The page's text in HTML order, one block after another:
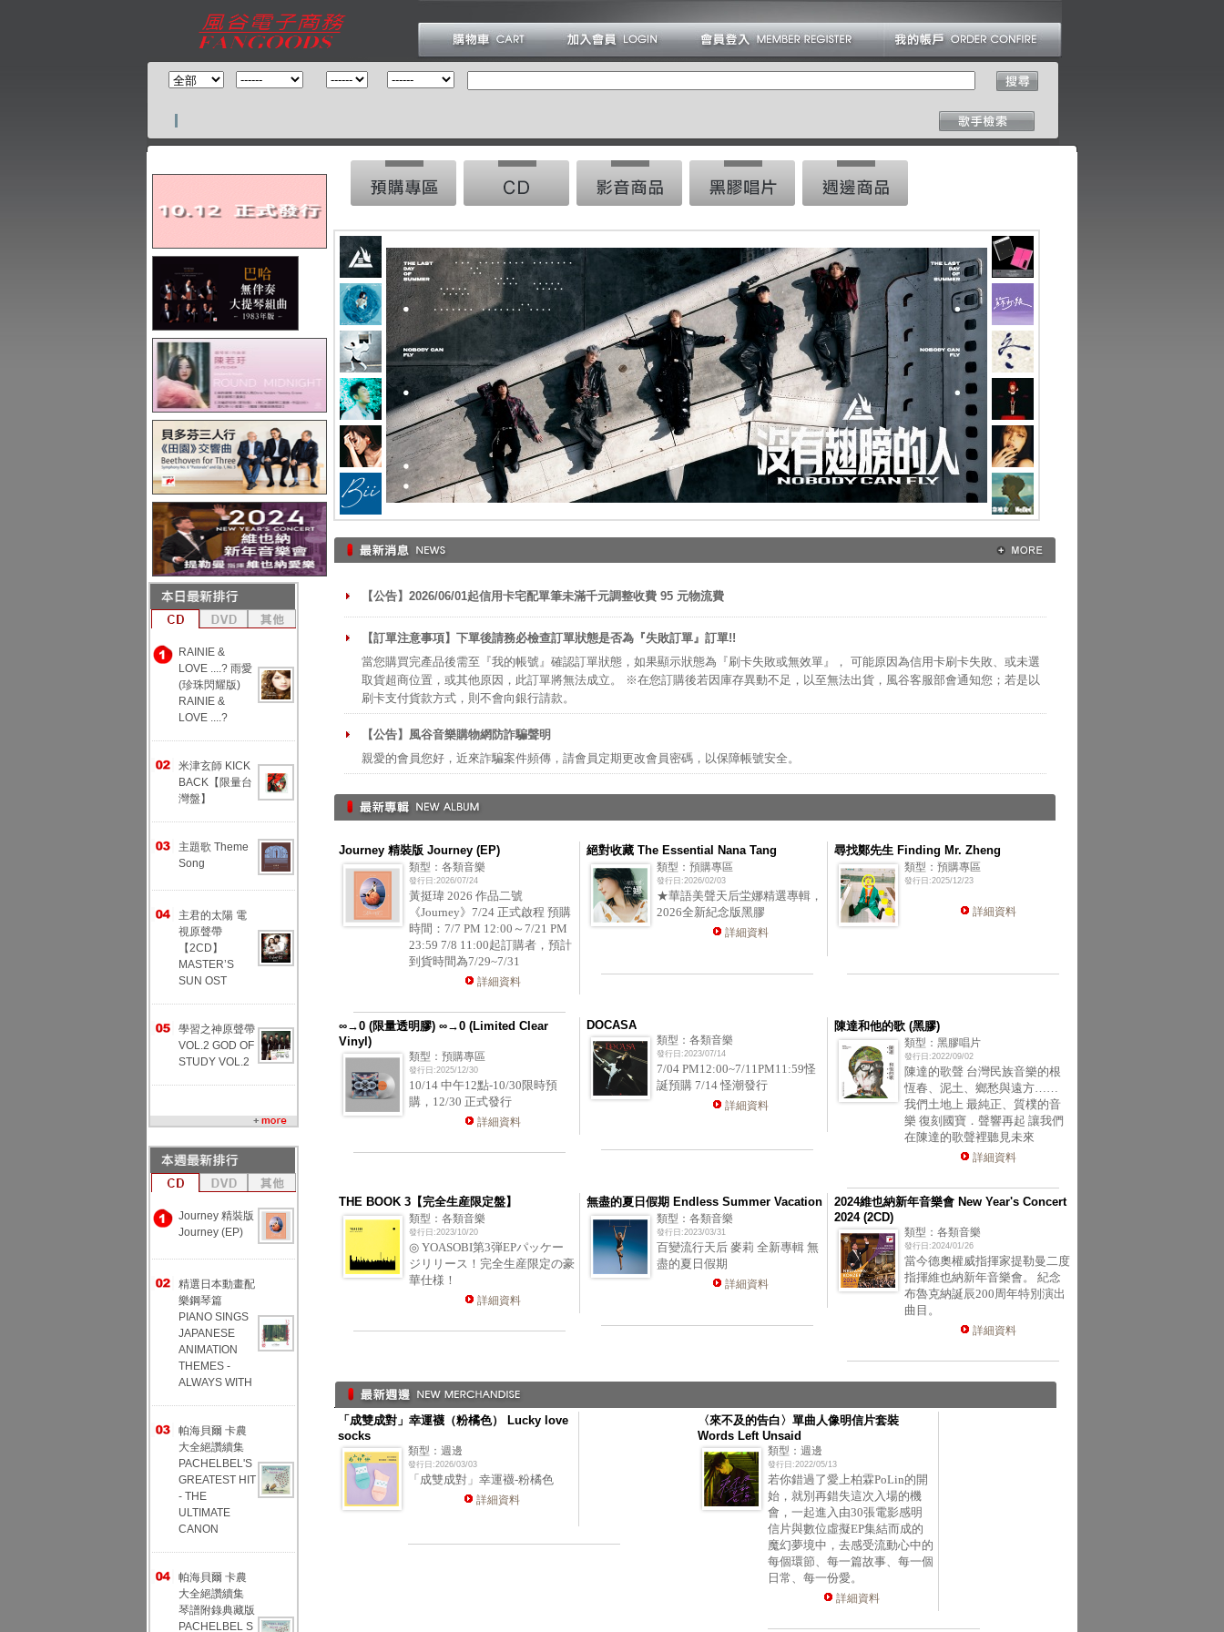
RAINIE &
LOVE ....? 雨愛
(珍珠閃耀版)
RAINIE &
LOVE ....?
米津玄師 KICK
BACK【限量台
灣盤】
主題歌 Theme
Song
主君的太陽 電
視原聲帶
【2CD】
MASTER’S
SUN OST
學習之神原聲帶
VOL.2 GOD OF
STUDY VOL.2
Journey 精裝版
Journey (EP)
精選日本動畫配
樂鋼琴篇
PIANO SINGS
JAPANESE
ANIMATION
THEMES -
ALWAYS WITH
帕海貝爾 卡農
大全絕讚續集
PACHELBEL'S
GREATEST HIT
- THE
ULTIMATE
CANON
帕海貝爾 卡農
大全絕讚續集
琴譜附錄典藏版
PACHELBEL S
【公告】2026/06/01起信用卡宅配單筆未滿千元調整收費 95 元物流費
【訂單注意事項】下單後請務必檢查訂單狀態是否為『失敗訂單』訂單!!
當您購買完產品後需至『我的帳號』確認訂單狀態，如果顯示狀態為『刷卡失敗或無效單』， 可能原因為信用卡刷卡失敗、或未選
取貨超商位置，或其他原因，此訂單將無法成立。 ※在您訂購後若因庫存異動不足，以至無法出貨，風谷客服部會通知您；若是以
刷卡支付貨款方式，則不會向銀行請款。
【公告】風谷音樂購物網防詐騙聲明
親愛的會員您好，近來詐騙案件頻傳，請會員定期更改會員密碼，以保障帳號安全。
Journey 精裝版 Journey (EP)
類型：各類音樂
發行日:2026/07/24
黃挺瑋 2026 作品二號
《Journey》7/24 正式啟程 預購
時間：7/7 PM 12:00～7/21 PM
23:59 7/8 11:00起訂購者，預計
到貨時間為7/29~7/31
詳細資料
絕對收藏 The Essential Nana Tang
類型：預購專區
發行日:2026/02/03
★華語美聲天后坣娜精選專輯，
2026全新紀念版黑膠
詳細資料
尋找鄭先生 Finding Mr. Zheng
類型：預購專區
發行日:2025/12/23
詳細資料
∞→0 (限量透明膠) ∞→0 (Limited Clear
Vinyl)
類型：預購專區
發行日:2025/12/30
10/14 中午12點-10/30限時預
購，12/30 正式發行
詳細資料
DOCASA
類型：各類音樂
發行日:2023/07/14
7/04 PM12:00~7/11PM11:59怪
誕預購 7/14 怪潮發行
詳細資料
陳達和他的歌 (黑膠)
類型：黑膠唱片
發行日:2022/09/02
陳達的歌聲 台灣民族音樂的根
恆春、泥土、鄉愁與遠方……
我們土地上 最純正、質樸的音
樂 復刻國寶．聲響再起 讓我們
在陳達的歌聲裡聽見未來
詳細資料
THE BOOK 3【完全生産限定盤】
類型：各類音樂
發行日:2023/10/20
◎ YOASOBI第3弾EPパッケー
ジリリース！完全生産限定の豪
華仕様！
詳細資料
無盡的夏日假期 Endless Summer Vacation
類型：各類音樂
發行日:2023/03/31
百變流行天后 麥莉 全新專輯 無
盡的夏日假期
詳細資料
2024維也納新年音樂會 New Year's Concert
2024 (2CD)
類型：各類音樂
發行日:2024/01/26
當今德奧權威指揮家提勒曼二度
指揮維也納新年音樂會。 紀念
布魯克納誕辰200周年特別演出
曲目。
詳細資料
「成雙成對」幸運襪（粉橘色） Lucky love
socks
類型：週邊
發行日:2026/03/03
「成雙成對」幸運襪-粉橘色
詳細資料
〈來不及的告白〉單曲人像明信片套裝
Words Left Unsaid
類型：週邊
發行日:2022/05/13
若你錯過了愛上柏霖PoLin的開
始，就別再錯失這次入場的機
會，一起進入由30張電影感明
信片與數位虛擬EP集結而成的
魔幻夢境中，去感受流動心中的
每個環節、每一篇故事、每一個
日常、每一份愛。
詳細資料